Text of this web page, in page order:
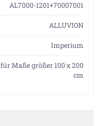
AL7000-1201+70007001
ALLUVION
Imperium
für Maße größer 100 x 200
cm